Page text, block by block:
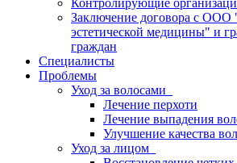
Контролирующие
Заключение договора с ООО
эстетической медицины" и
граждан
Специалисты
Проблемы
Уход за волосами
Лечение перхоти
Лечение выпадения
Улучшение качества
Уход за лицом